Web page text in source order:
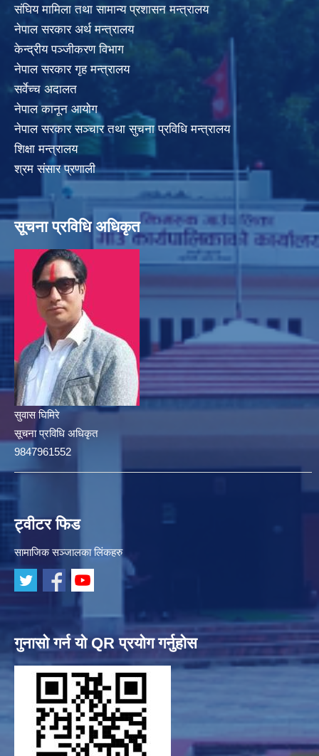
संघिय मामिला तथा सामान्य प्रशासन मन्त्रालय
नेपाल सरकार अर्थ मन्त्रालय
केन्द्रीय पञ्जीकरण विभाग
नेपाल सरकार गृह मन्त्रालय
सर्वेच्च अदालत
नेपाल कानून आयोग
नेपाल सरकार सञ्चार तथा सुचना प्रविधि मन्त्रालय
शिक्षा मन्त्रालय
श्रम संसार प्रणाली
सूचना प्रविधि अधिकृत
सुवास घिमिरे
सूचना प्रविधि अधिकृत
9847961552
ट्वीटर फिड
सामाजिक सञ्जालका लिंकहरु
गुनासो गर्न यो QR प्रयोग गर्नुहोस